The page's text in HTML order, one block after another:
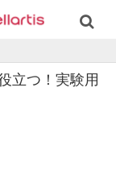
立つ！実験用